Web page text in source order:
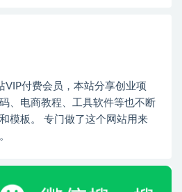
VIP付费会员，本站分享创业项
、电商教程、工具软件等也不断
模板。 专门做了这个网站用来